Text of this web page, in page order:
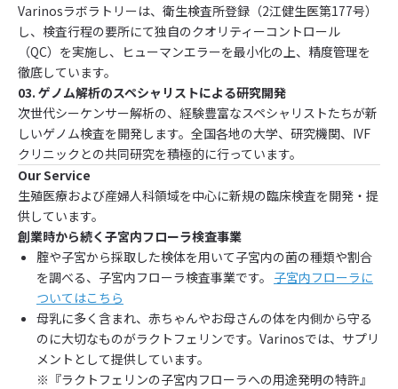
Varinosラボラトリーは、衛生検査所登録（2江健生医第177号）
し、検査行程の要所にて独自のクオリティーコントロール
（QC）を実施し、ヒューマンエラーを最小化の上、精度管理を
徹底しています。
03. ゲノム解析のスペシャリストによる研究開発
次世代シーケンサー解析の、経験豊富なスペシャリストたちが新
しいゲノム検査を開発します。全国各地の大学、研究機関、IVF
クリニックとの共同研究を積極的に行っています。
Our Service
生殖医療および産婦人科領域を中心に新規の臨床検査を開発・提
供しています。
創業時から続く子宮内フローラ検査事業
腟や子宮から採取した検体を用いて子宮内の菌の種類や割合
を調べる、子宮内フローラ検査事業です。 子宮内フローラに
ついてはこちら
母乳に多く含まれ、赤ちゃんやお母さんの体を内側から守る
のに大切なものがラクトフェリンです。Varinosでは、サプリ
メントとして提供しています。
※『ラクトフェリンの子宮内フローラへの用途発明の特許』